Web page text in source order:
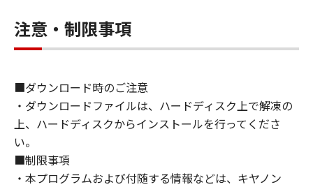
は、それぞれまたは併せて「許諾ソフトウェ
ア」といいます。
すボタンをクリックし、もしくは「許諾ソフト
ウェア」をインストールし、または「許諾ソフ
トウェア」を使用することにより、本契約の条
同意されない場合は、「許諾ソフトウェア」を
使用することはできません。
注意・制限事項
■ダウンロード時のご注意
・ダウンロードファイルは、ハードディスク上で解凍の
上、ハードディスクからインストールを行ってくださ
い。
■制限事項
・本プログラムおよび付随する情報などは、キヤノン